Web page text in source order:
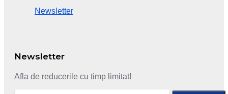
Newsletter
Newsletter
Afla de reducerile cu timp limitat!